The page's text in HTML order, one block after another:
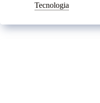
Tecnologia